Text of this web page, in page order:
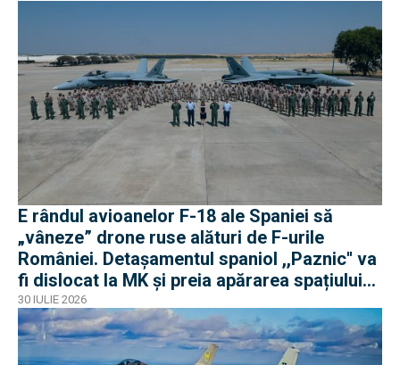
E rândul avioanelor F-18 ale Spaniei să
„vâneze” drone ruse alături de F-urile
României. Detașamentul spaniol ,,Paznic'' va
fi dislocat la MK și preia apărarea spațiului
aerian românesc
30 IULIE 2026